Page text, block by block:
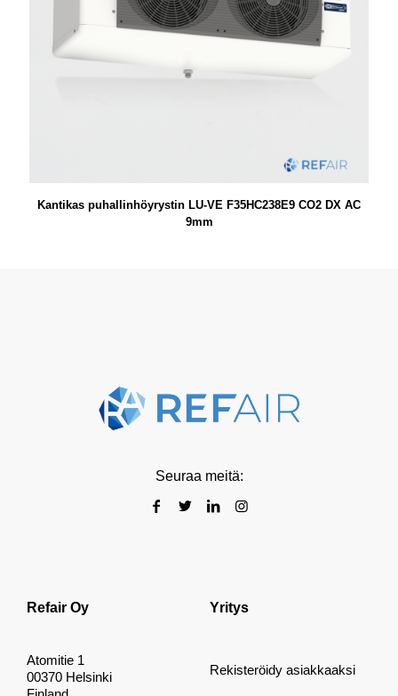
Kantikas puhallinhöyrystin LU-VE F35HC238E9 CO2 DX AC
9mm
Seuraa meitä:
Refair Oy
Atomitie 1
00370 Helsinki
Yritys
Rekisteröidy asiakkaaksi